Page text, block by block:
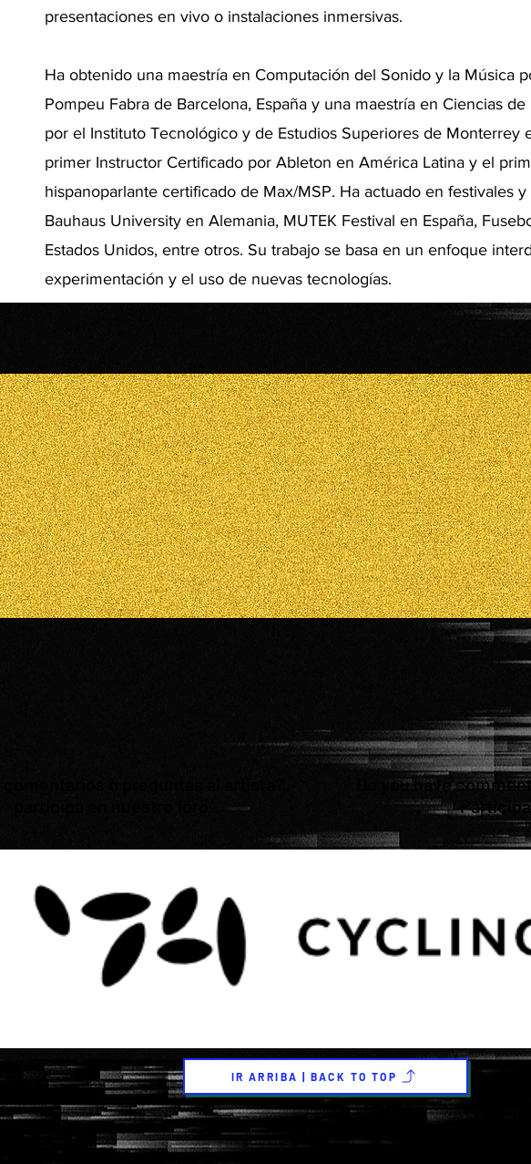
presentaciones en vivo o instalaciones inmersivas.
Ha obtenido una maestría en Computación del Sonido y la Música
Pompeu Fabra de Barcelona, España y una maestría en Ciencias
por el Instituto Tecnológico y de Estudios Superiores de Monterrey
primer Instructor Certificado por Ableton en América Latina y el
hispanoparlante certificado de Max/MSP. Ha actuado en festivales
Bauhaus University en Alemania, MUTEK Festival en España,
Estados Unidos, entre otros. Su trabajo se basa en un enfoque
experimentación y el uso de nuevas tecnologías.
Do you have
IR ARRIBA | BACK TO TOP